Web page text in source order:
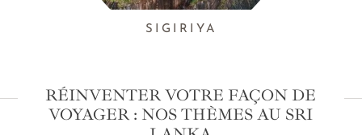
SIGIRIYA
RÉINVENTER VOTRE FAÇON DE
VOYAGER : NOS THÈMES AU SRI